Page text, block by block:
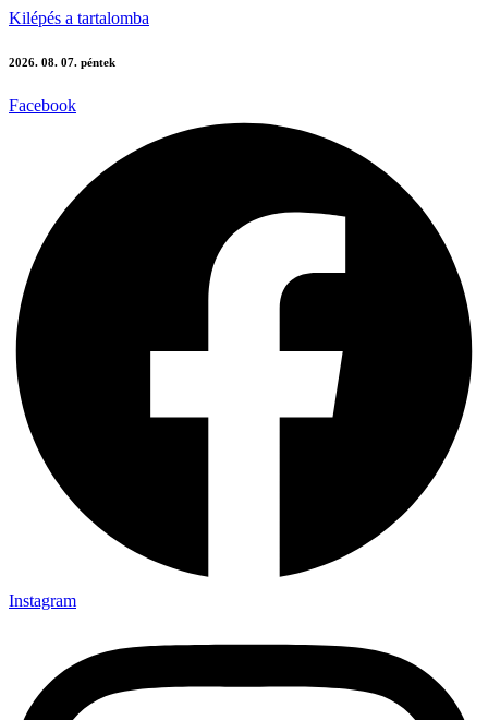
Kilépés a tartalomba
2026. 08. 07. péntek
Facebook
Instagram